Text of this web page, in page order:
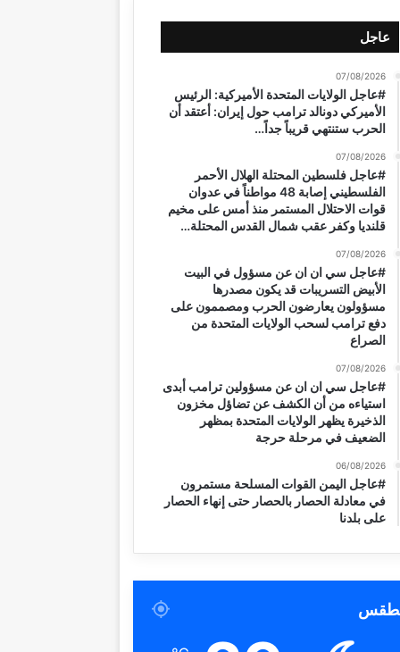
عاجل
07/08/2026
#عاجل الولايات المتحدة الأميركية: الرئيس
الأميركي دونالد ترامب حول إيران: أعتقد أن
الحرب ستنتهي قريباً جداً…
07/08/2026
#عاجل فلسطين المحتلة الهلال الأحمر
الفلسطيني إصابة 48 مواطناً في عدوان
قوات الاحتلال المستمر منذ أمس على مخيم
قلنديا وكفر عقب شمال القدس المحتلة…
07/08/2026
#عاجل سي ان ان عن مسؤول في البيت
الأبيض التسريبات قد يكون مصدرها
مسؤولون يعارضون الحرب ومصممون على
دفع ترامب لسحب الولايات المتحدة من
الصراع
07/08/2026
#عاجل سي ان ان عن مسؤولين ترامب أبدى
استياءه من أن الكشف عن تضاؤل مخزون
الذخيرة يظهر الولايات المتحدة بمظهر
الضعيف في مرحلة حرجة
06/08/2026
#عاجل اليمن القوات المسلحة مستمرون
في معادلة الحصار بالحصار حتى إنهاء الحصار
على بلدنا